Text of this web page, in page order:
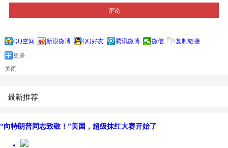
评论
QQ空间 新浪微博 QQ好友 腾讯微博 微信
复制链接
更多
关闭
最新推荐
“向特朗普同志致敬！”美国，超级抹红大赛开始了